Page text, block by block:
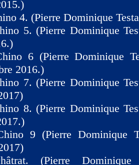
4. (Pierre Dominique
5. (Pierre Dominique
6 (Pierre Dominique
2016.)
7. (Pierre Dominique
8. (Pierre Dominique
9 (Pierre Dominique
(Pierre